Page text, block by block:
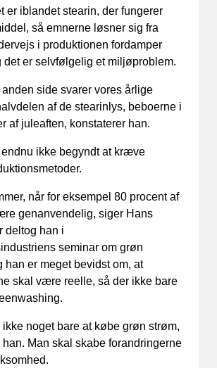
er iblandet stearin, der fungerer
så emnerne løsner sig fra
i produktionen fordamper
det er selvfølgelig et miljøproblem.
side svarer vores årlige
af de stearinlys, beboerne i
af juleaften, konstaterer han.
endnu ikke begyndt at kræve
når for eksempel 80 procent af
genanvendelig, siger Hans
deltog han i
seminar om grøn
han er meget bevidst om, at
skal være reelle, så der ikke bare
ikke noget bare at købe grøn strøm,
han. Man skal skabe forandringerne